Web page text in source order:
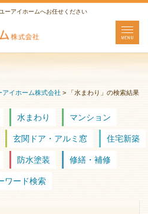
ーアイホームへお任せください
アイホーム株式会社 > 「水まわり」の検索結果
水まわり マンション
玄関ドア・アルミ窓 住宅新築
防水塗装 修繕・補修
ワード検索